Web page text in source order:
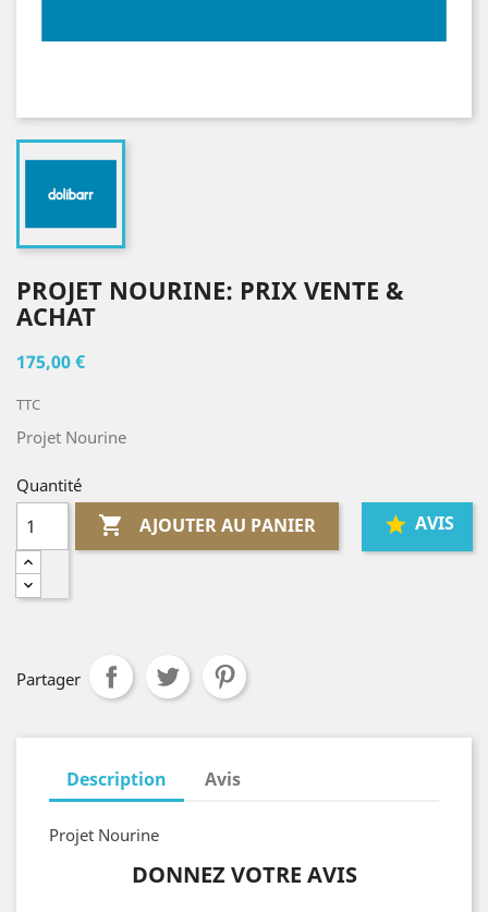
PROJET NOURINE: PRIX VENTE &
ACHAT
175,00 €
TTC
Projet Nourine
Quantité
 AJOUTER AU PANIER AVIS
Partager
Description Avis
Projet Nourine
DONNEZ VOTRE AVIS